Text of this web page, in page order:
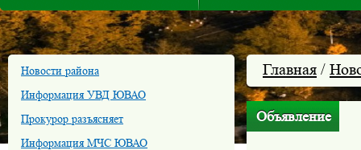
Новости района
Информация УВД ЮВАО
Прокурор разъясняет
Информация МЧС ЮВАО
Главная /
Объявление